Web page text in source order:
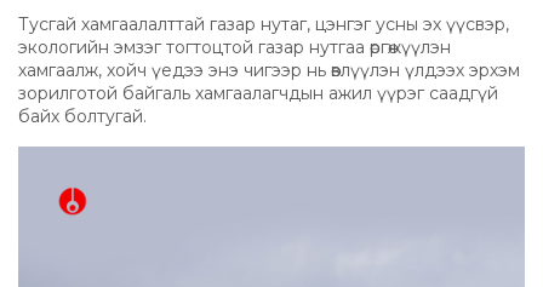
Тусгай хамгаалалттай газар нутаг, цэнгэг усны эх үүсвэр,
экологийн эмзэг тогтоцтой газар нутгаа өргөжүүлэн
хамгаалж, хойч үедээ энэ чигээр нь өвлүүлэн үлдээх эрхэм
зорилготой байгаль хамгаалагчдын ажил үүрэг саадгүй
байх болтугай.